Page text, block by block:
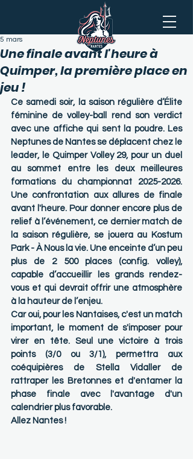
Une finale avant l'heure à
Quimper, la première place en
jeu !
5 mars
Ce samedi soir, la saison régulière d’Élite
féminine de volley-ball rend son verdict
avec une affiche qui sent la poudre. Les
Neptunes de Nantes se déplacent chez le
leader, le Quimper Volley 29, pour un duel
au sommet entre les deux meilleures
formations du championnat 2025-2026.
Une confrontation aux allures de finale
avant l'heure. Pour donner encore plus de
relief à l’événement, ce dernier match de
la saison régulière, se jouera au Kostum
Park - À Nous la vie. Une enceinte d’un peu
plus de 2 500 places (config. volley),
capable d’accueillir les grands rendez-
vous et qui devrait offrir une atmosphère
à la hauteur de l’enjeu.
Car oui, pour les Nantaises, c'est un match
important, le moment de s'imposer pour
virer en tête. Seul une victoire à trois
points (3/0 ou 3/1), permettra aux
coéquipières de Stella Vidaller de
rattraper les Bretonnes et d'entamer la
phase finale avec l'avantage d'un
calendrier plus favorable.
Allez Nantes !